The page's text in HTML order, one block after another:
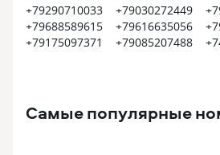
+79290710033
+79688589615
+79175097371
+79030272449
+79616635056
+79085207488
Самые популярные